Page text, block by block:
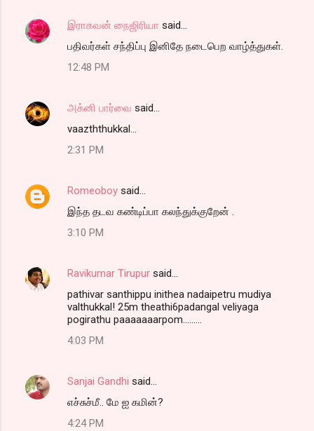
இராகவன் நைஜிரியா said…
பதிவர்கள் சந்திப்பு இனிதே நடைபெற வாழ்த்துகள்.
12:48 PM
அக்னி பார்வை said…
vaazththukkal...
2:31 PM
Romeoboy said…
இந்த தடவ கண்டிப்பா கலந்துக்குறேன் .
3:10 PM
Ravikumar Tirupur said…
pathivar santhippu inithea nadaipetru mudiya
valthukkal! 25m theathi6padangal veliyaga
pogirathu paaaaaaarpom.........
4:03 PM
Sanjai Gandhi said…
எச்சுச்மீ.. மே ஐ கமின்?
4:24 PM